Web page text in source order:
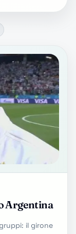
Argentina
il girone